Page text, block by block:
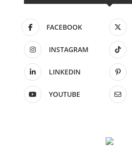
FACEBOOK
INSTAGRAM
LINKEDIN
YOUTUBE